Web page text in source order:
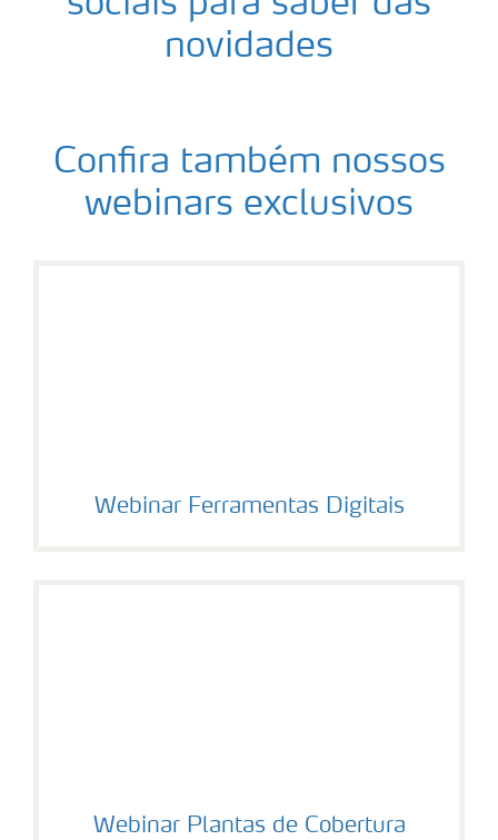
novidades
Confira também nossos
webinars exclusivos
Webinar Ferramentas Digitais
Webinar Plantas de Cobertura